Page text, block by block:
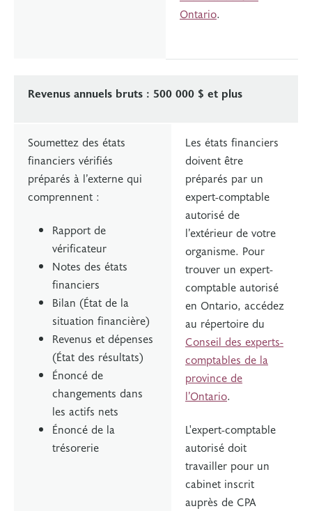
Ontario.
Revenus annuels bruts : 500 000 $ et plus
Soumettez des états
financiers vérifiés
préparés à l’externe qui
comprennent :
Rapport de
vérificateur
Notes des états
financiers
Bilan (État de la
situation financière)
Revenus et dépenses
(État des résultats)
Énoncé de
changements dans
les actifs nets
Énoncé de la
trésorerie
Les états financiers
doivent être
préparés par un
expert-comptable
autorisé de
l’extérieur de votre
organisme. Pour
trouver un expert-
comptable autorisé
en Ontario, accédez
au répertoire du
Conseil des experts-
comptables de la
province de
l’Ontario.
L'expert-comptable
autorisé doit
travailler pour un
cabinet inscrit
auprès de CPA